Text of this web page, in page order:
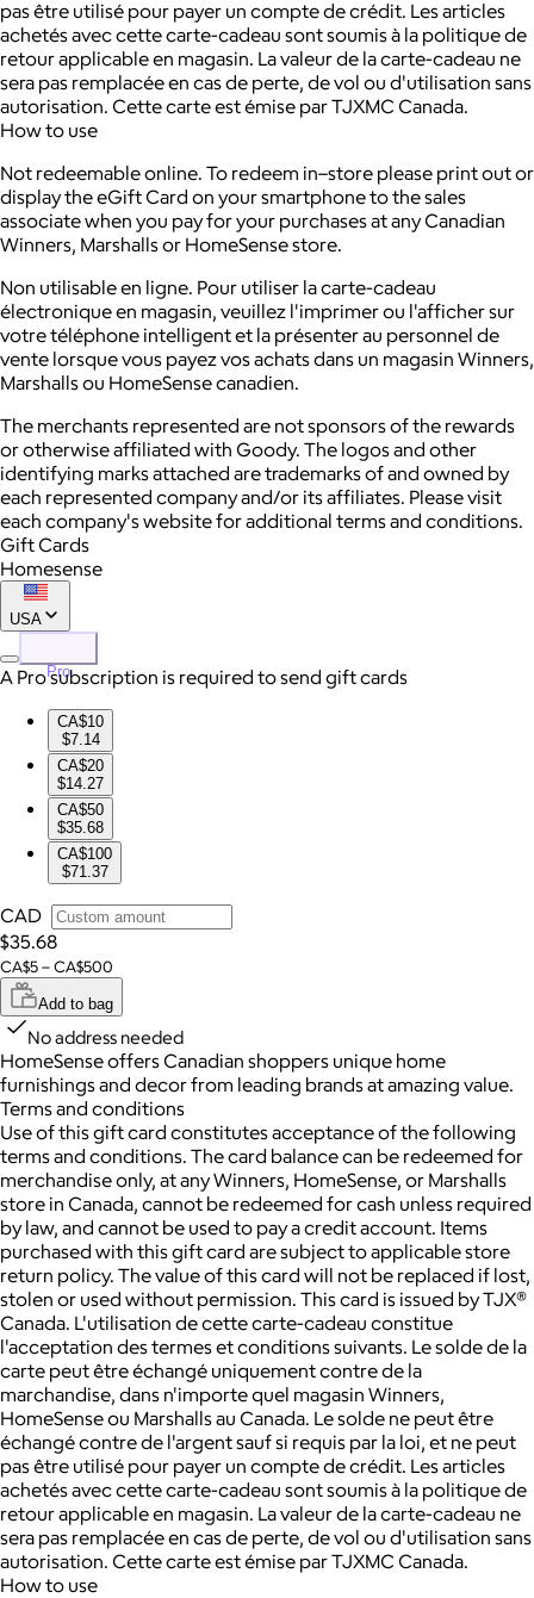
pas être utilisé pour payer un compte de crédit. Les articles
achetés avec cette carte-cadeau sont soumis à la politique de
retour applicable en magasin. La valeur de la carte-cadeau ne
sera pas remplacée en cas de perte, de vol ou d'utilisation sans
autorisation. Cette carte est émise par TJXMC Canada.
How to use
Not redeemable online. To redeem in–store please print out or
display the eGift Card on your smartphone to the sales
associate when you pay for your purchases at any Canadian
Winners, Marshalls or HomeSense store.
Non utilisable en ligne. Pour utiliser la carte-cadeau
électronique en magasin, veuillez l'imprimer ou l'afficher sur
votre téléphone intelligent et la présenter au personnel de
vente lorsque vous payez vos achats dans un magasin Winners,
Marshalls ou HomeSense canadien.
The merchants represented are not sponsors of the rewards
or otherwise affiliated with Goody. The logos and other
identifying marks attached are trademarks of and owned by
each represented company and/or its affiliates. Please visit
each company's website for additional terms and conditions.
Gift Cards
Homesense
USA
Pro
A Pro subscription is required to send gift cards
CA$10
$7.14
CA$20
$14.27
CA$50
$35.68
CA$100
$71.37
CAD
$35.68
CA$5 – CA$500
Add to bag
No address needed
HomeSense offers Canadian shoppers unique home
furnishings and decor from leading brands at amazing value.
Terms and conditions
Use of this gift card constitutes acceptance of the following
terms and conditions. The card balance can be redeemed for
merchandise only, at any Winners, HomeSense, or Marshalls
store in Canada, cannot be redeemed for cash unless required
by law, and cannot be used to pay a credit account. Items
purchased with this gift card are subject to applicable store
return policy. The value of this card will not be replaced if lost,
stolen or used without permission. This card is issued by TJX®
Canada. L'utilisation de cette carte-cadeau constitue
l'acceptation des termes et conditions suivants. Le solde de la
carte peut être échangé uniquement contre de la
marchandise, dans n'importe quel magasin Winners,
HomeSense ou Marshalls au Canada. Le solde ne peut être
échangé contre de l'argent sauf si requis par la loi, et ne peut
pas être utilisé pour payer un compte de crédit. Les articles
achetés avec cette carte-cadeau sont soumis à la politique de
retour applicable en magasin. La valeur de la carte-cadeau ne
sera pas remplacée en cas de perte, de vol ou d'utilisation sans
autorisation. Cette carte est émise par TJXMC Canada.
How to use